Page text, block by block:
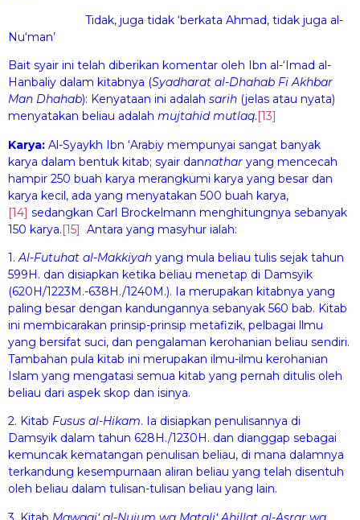
Tidak, juga tidak ‘berkata Ahmad, tidak juga al-
Nu‘man’
Bait syair ini telah diberikan komentar oleh Ibn al-‘Imad al-
Hanbaliy dalam kitabnya (Syadharat al-Dhahab FiAkhbar
Man Dhahab): Kenyataan ini adalah sarih (jelas atau nyata)
menyatakan beliau adalah mujtahid mutlaq.[13]
Karya: Al-Syaykh Ibn ‘Arabiy mempunyai sangat banyak
karya dalam bentuk kitab; syair dannathar yang mencecah
hampir 250 buah karya merangkumi karya yang besar dan
karya kecil, ada yang menyatakan 500 buah karya,
[14] sedangkan Carl Brockelmann menghitungnya sebanyak
150 karya.[15] Antara yang masyhur ialah:
1.Al-Futuhat al-Makkiyah yang mula beliau tulis sejak tahun
599H. dan disiapkan ketika beliau menetap di Damsyik
(620H/1223M.-638H./1240M.). Ia merupakan kitabnya yang
paling besar dengan kandungannya sebanyak 560 bab. Kitab
ini membicarakan prinsip-prinsip metafizik, pelbagai llmu
yang bersifat suci, dan pengalaman kerohanian beliau sendiri.
Tambahan pula kitab ini merupakan ilmu-ilmu kerohanian
Islam yang mengatasi semua kitab yang pernah ditulis oleh
beliau dari aspek skop dan isinya.
2. Kitab Fusus al-Hikam. Ia disiapkan penulisannya di
Damsyik dalam ta­hun 628H./1230H. dan dianggap sebagai
kemuncak kematangan penulisan beliau, di mana dalamnya
terkandung kesempurnaan aliran beliau yang telah disentuh
oleh beliau dalam tulisan-tulisan beliau yang lain.